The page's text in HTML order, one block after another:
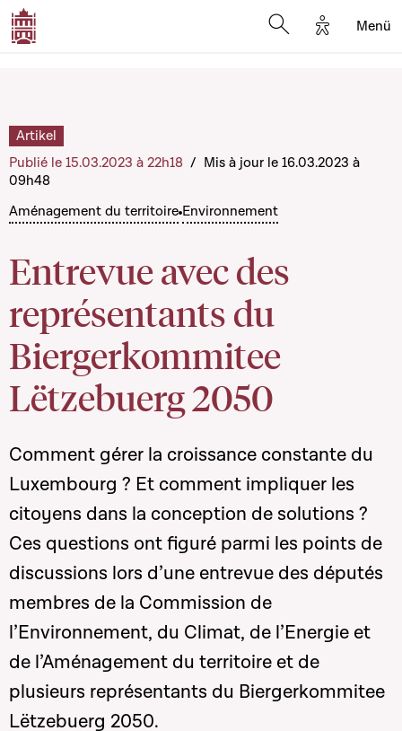
Options
Menü
Aménagement du territoire Environnement
Entrevue avec des
représentants du
Biergerkommitee
Lëtzebuerg 2050
Artikel
Publié le 15.03.2023 à 22h18 / Mis à jour le 16.03.2023 à
09h48
Comment gérer la croissance constante du
Luxembourg ? Et comment impliquer les
citoyens dans la conception de solutions ?
Ces questions ont figuré parmi les points de
discussions lors d’une entrevue des députés
membres de la Commission de
l’Environnement, du Climat, de l’Energie et
de l’Aménagement du territoire et de
plusieurs représentants du Biergerkommitee
Lëtzebuerg 2050.